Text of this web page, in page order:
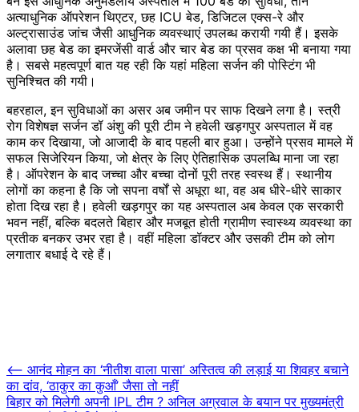
अत्याधुनिक ऑपरेशन थिएटर, छह ICU बेड, डिजिटल एक्स-रे और
अल्ट्रासाउंड जांच जैसी आधुनिक व्यवस्थाएं उपलब्ध करायी गयी हैं। इसके
अलावा छह बेड का इमरजेंसी वार्ड और चार बेड का प्रसव कक्ष भी बनाया गया
है। सबसे महत्वपूर्ण बात यह रही कि यहां महिला सर्जन की पोस्टिंग भी
सुनिश्चित की गयी।
बहरहाल, इन सुविधाओं का असर अब जमीन पर साफ दिखने लगा है। स्त्री
रोग विशेषज्ञ सर्जन डॉ अंशु की पूरी टीम ने हवेली खड़गपुर अस्पताल में वह
काम कर दिखाया, जो आजादी के बाद पहली बार हुआ। उन्होंने प्रसव मामले में
सफल सिजेरियन किया, जो क्षेत्र के लिए ऐतिहासिक उपलब्धि माना जा रहा
है। ऑपरेशन के बाद जच्चा और बच्चा दोनों पूरी तरह स्वस्थ हैं। स्थानीय
लोगों का कहना है कि जो सपना वर्षों से अधूरा था, वह अब धीरे-धीरे साकार
होता दिख रहा है। हवेली खड़गपुर का यह अस्पताल अब केवल एक सरकारी
भवन नहीं, बल्कि बदलते बिहार और मजबूत होती ग्रामीण स्वास्थ्य व्यवस्था का
प्रतीक बनकर उभर रहा है। वहीं महिला डॉक्टर और उसकी टीम को लोग
लगातार बधाई दे रहे हैं।
Post
navigation
⟵ आनंद मोहन का ‘नीतीश वाला पासा’ अस्तित्व की लड़ाई या शिवहर बचाने
का दांव, ‘ठाकुर का कुआँ’ जैसा तो नहीं
बिहार को मिलेगी अपनी IPL टीम ? अनिल अग्रवाल के बयान पर मुख्यमंत्री